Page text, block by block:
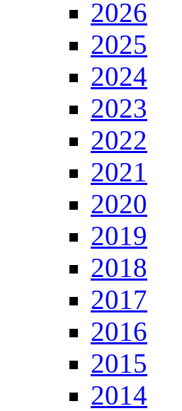
2026
2025
2024
2023
2022
2021
2020
2019
2018
2017
2016
2015
2014